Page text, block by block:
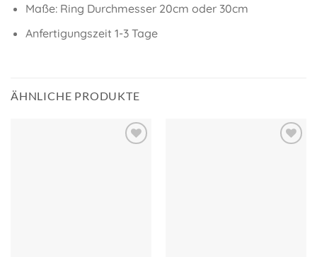
Maße: Ring Durchmesser 20cm oder 30cm
Anfertigungszeit 1-3 Tage
ÄHNLICHE PRODUKTE